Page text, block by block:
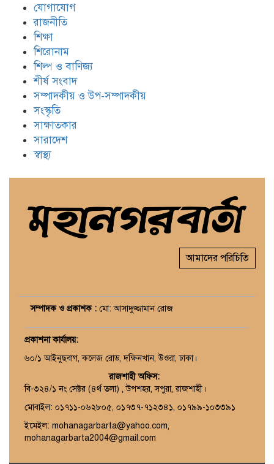
যোগাযোগ
রাজনীতি
শিক্ষা
শিরোনাম
শিল্প ও বাণিজ্য
শীর্ষ সংবাদ
সম্পাদকীয় ও উপ-সম্পাদকীয়
সংস্কৃতি
সাক্ষাতকার
সারাদেশ
স্বাস্থ্য
আমাদের পরিচিতি
সম্পাদক ও প্রকাশক : মো: আসাদুজ্জামান রোজ
প্রকাশনা কার্যালয়:
৬০/১ আইনুছবাগ, কলেজ রোড, দক্ষিনখান, উওরা, ঢাকা।
রাজশাহী অফিস:
বি-৩২৪/১ নং সেক্টর (৪র্থ তলা) , উপশহর, সপুরা, রাজশাহী।
মোবাইল: ০১৭১১-০৬২৮০৫, ০১৭৩৭-৭১২৩৪১, ০১৭৯৯-১০৩৩৯১
ইমেইল: mohanagarbarta@yahoo.com,
mohanagarbarta2004@gmail.com